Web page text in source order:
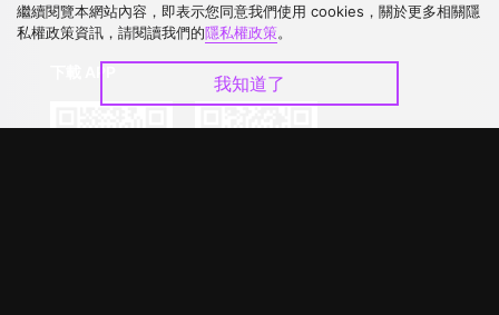
繼續閱覽本網站內容，即表示您同意我們使用 cookies，關於更多相關隱
私權政策資訊，請閱讀我們的隱私權政策。
我知道了